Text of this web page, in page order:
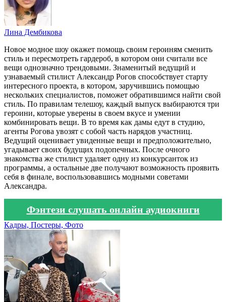
Лина Дембикова
Новое модное шоу окажет помощь своим героиням сменить
стиль и пересмотреть гардероб, в котором они считали все
вещи однозначно трендовыми. Знаменитый ведущий и
узнаваемый стилист Александр Рогов способствует старту
интересного проекта, в котором, заручившись помощью
нескольких специалистов, поможет обратившимся найти свой
стиль. По правилам телешоу, каждый выпуск выбираются три
героини, которые уверены в своем вкусе и умении
комбинировать вещи. В то время как дамы едут в студию,
агенты Рогова увозят с собой часть нарядов участниц.
Ведущий оценивает увиденные вещи и предположительно,
угадывает своих будущих подопечных. После очного
знакомства же стилист удаляет одну из конкурсанток из
программы, а остальные две получают возможность проявить
себя в финале, воспользовавшись модными советами
Александра.
Фэнтези слушать онлайн аудиокниги
Кадры, Постеры, Фото